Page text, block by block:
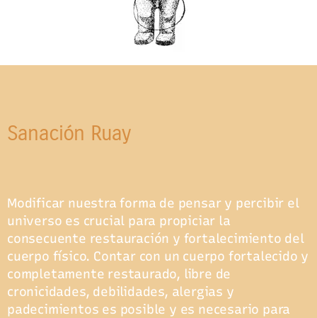
Sanación Ruay
Modificar nuestra forma de pensar y percibir el
universo es crucial para propiciar la
consecuente restauración y fortalecimiento del
cuerpo físico. Contar con un cuerpo fortalecido y
completamente restaurado, libre de
cronicidades, debilidades, alergias y
padecimientos es posible y es necesario para